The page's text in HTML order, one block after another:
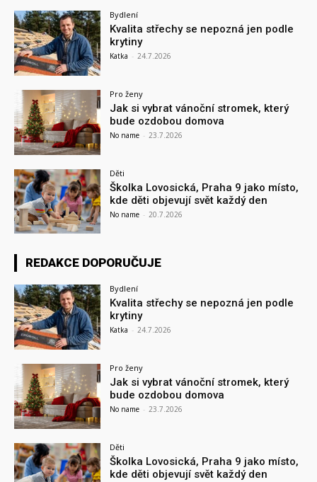
Bydlení
Kvalita střechy se nepozná jen podle
krytiny
Katka - 24.7.2026
Pro ženy
Jak si vybrat vánoční stromek, který
bude ozdobou domova
No name - 23.7.2026
Děti
Školka Lovosická, Praha 9 jako místo,
kde děti objevují svět každý den
No name - 20.7.2026
REDAKCE DOPORUČUJE
Bydlení
Kvalita střechy se nepozná jen podle
krytiny
Katka - 24.7.2026
Pro ženy
Jak si vybrat vánoční stromek, který
bude ozdobou domova
No name - 23.7.2026
Děti
Školka Lovosická, Praha 9 jako místo,
kde děti objevují svět každý den